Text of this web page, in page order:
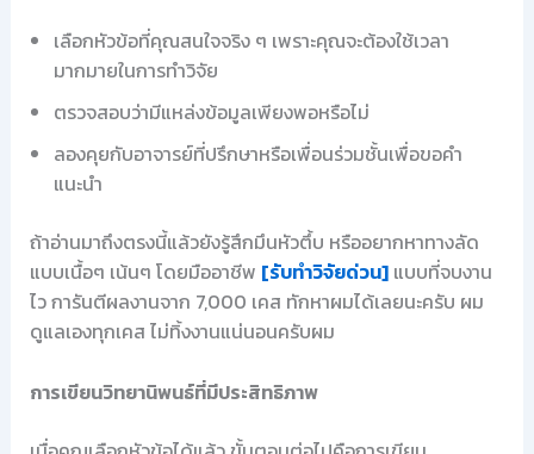
เลือกหัวข้อที่คุณสนใจจริง ๆ เพราะคุณจะต้องใช้เวลา
มากมายในการทำวิจัย
ตรวจสอบว่ามีแหล่งข้อมูลเพียงพอหรือไม่
ลองคุยกับอาจารย์ที่ปรึกษาหรือเพื่อนร่วมชั้นเพื่อขอคำ
แนะนำ
ถ้าอ่านมาถึงตรงนี้แล้วยังรู้สึกมึนหัวตึ้บ หรืออยากหาทางลัด
แบบเนื้อๆ เน้นๆ โดยมืออาชีพ [รับทำวิจัยด่วน]แบบที่จบงาน
ไว การันตีผลงานจาก 7,000 เคส ทักหาผมได้เลยนะครับ ผม
ดูแลเองทุกเคส ไม่ทิ้งงานแน่นอนครับผม
การเขียนวิทยานิพนธ์ที่มีประสิทธิภาพ